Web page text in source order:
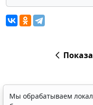
Мы обрабатываем